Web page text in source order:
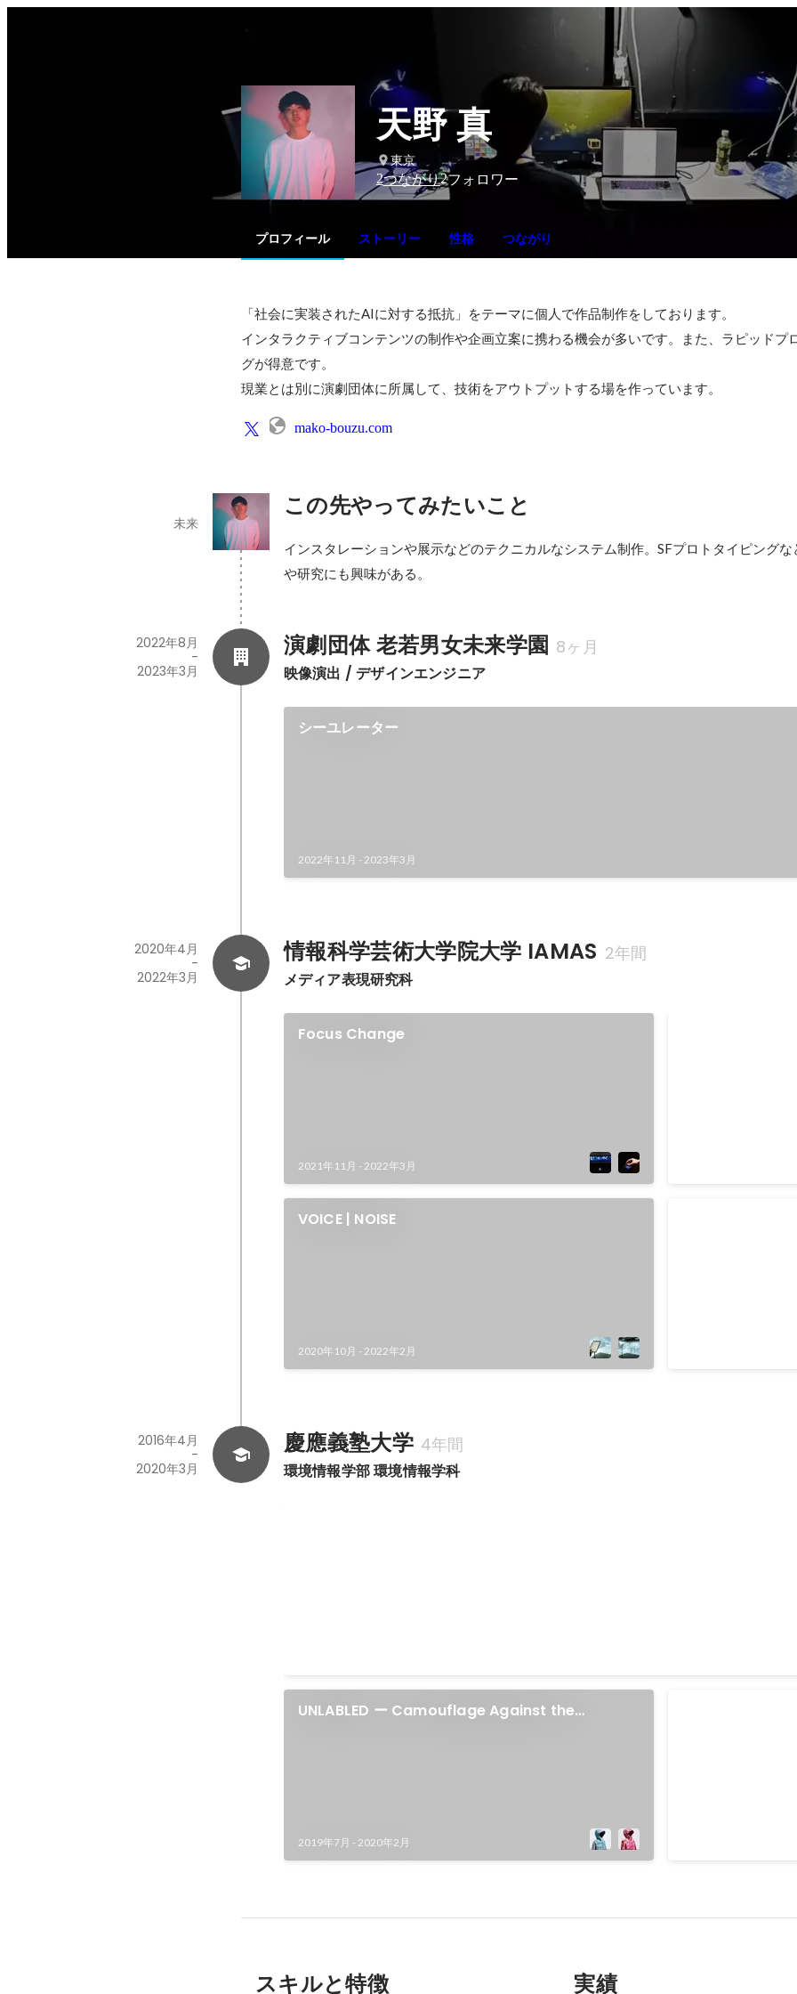
天野 真
東京
2つながり2フォロワー
プロフィール ストーリー 性格 つながり
「社会に実装されたAIに対する抵抗」をテーマに個人で作品制作をしております。
インタラクティブコンテンツの制作や企画立案に携わる機会が多いです。また、ラピッドプ
グが得意です。
現業とは別に演劇団体に所属して、技術をアウトプットする場を作っています。
mako-bouzu.com
この先やってみたいこと
未来
インスタレーションや展示などのテクニカルなシステム制作。SFプロトタイピングな
や研究にも興味がある。
演劇団体 老若男女未来学園 8ヶ月
映像演出 / デザインエンジニア
2022年8月
-
2023年3月
シーユレーター
2022年11月 -2023年3月
情報科学芸術大学院大学 IAMAS 2年間
メディア表現研究科
2020年4月
-
2022年3月
Focus Change
2021年11月 -2022年3月
VOICE | NOISE
2020年10月 -2022年2月
慶應義塾大学 4年間
環境情報学部 環境情報学科
2016年4月
-
2020年3月
UNLABLED ー Camouflage Against the
2019年7月 -2020年2月
スキルと特徴 実績